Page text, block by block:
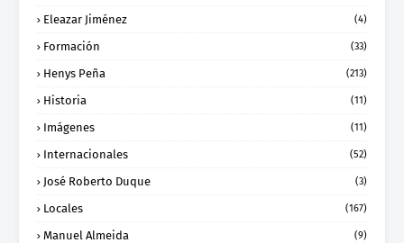
Eleazar Jiménez (4)
Formación (33)
Henys Peña (213)
Historia (11)
Imágenes (11)
Internacionales (52)
José Roberto Duque (3)
Locales (167)
Manuel Almeida (9)